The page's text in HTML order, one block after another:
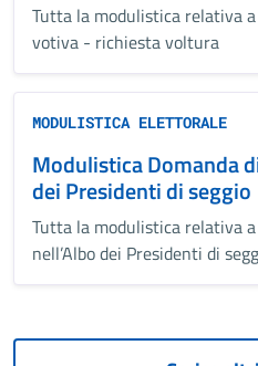
Tutta la modulistica relativa
votiva - richiesta voltura
MODULISTICA ELETTORALE
Modulistica Domanda
dei Presidenti di seggio
Tutta la modulistica relativa
nell’Albo dei Presidenti di